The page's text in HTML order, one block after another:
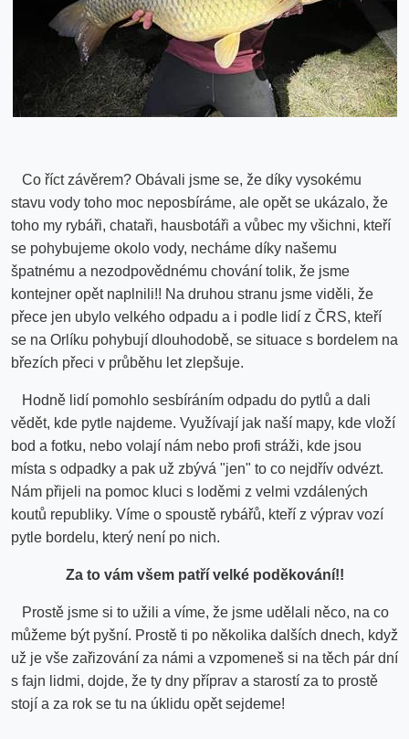
Co říct závěrem? Obávali jsme se, že díky vysokému
stavu vody toho moc neposbíráme, ale opět se ukázalo, že
toho my rybáři, chataři, hausbotáři a vůbec my všichni, kteří
se pohybujeme okolo vody, necháme díky našemu
špatnému a nezodpovědnému chování tolik, že jsme
kontejner opět naplnili!! Na druhou stranu jsme viděli, že
přece jen ubylo velkého odpadu a i podle lidí z ČRS, kteří
se na Orlíku pohybují dlouhodobě, se situace s bordelem na
březích přeci v průběhu let zlepšuje.
Hodně lidí pomohlo sesbíráním odpadu do pytlů a dali
vědět, kde pytle najdeme. Využívají jak naší mapy, kde vloží
bod a fotku, nebo volají nám nebo profi stráži, kde jsou
místa s odpadky a pak už zbývá "jen" to co nejdřív odvézt.
Nám přijeli na pomoc kluci s loděmi z velmi vzdálených
koutů republiky. Víme o spoustě rybářů, kteří z výprav vozí
pytle bordelu, který není po nich.
Za to vám všem patří velké poděkování!!
Prostě jsme si to užili a víme, že jsme udělali něco, na co
můžeme být pyšní. Prostě ti po několika dalších dnech, když
už je vše zařizování za námi a vzpomeneš si na těch pár dní
s fajn lidmi, dojde, že ty dny příprav a starostí za to prostě
stojí a za rok se tu na úklidu opět sejdeme!